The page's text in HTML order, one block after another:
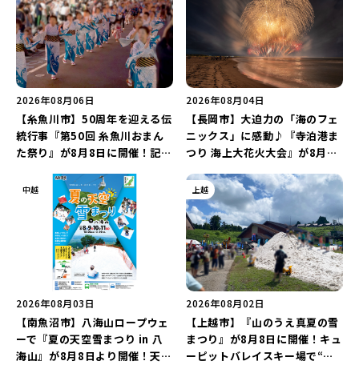
2026年08月06日
【糸魚川市】50周年を迎える伝
統行事『第50回 糸魚川おまん
た祭り』が8月8日に開催！記念
を楽しもう♪
2026年08月04日
【長岡市】大迫力の「海のフェ
ニックス」に感動♪『寺泊港ま
つり 海上大花火大会』が8月7
5,000発の花火”を楽しもう♪
中越
2026年08月03日
【南魚沼市】八海山ロープウェ
ーで『夏の天空雪まつり in 八
海山』が8月8日より開催！天然
上越
2026年08月02日
【上越市】『山のうえ真夏の雪
まつり』が8月8日に開催！キュ
ーピットバレイスキー場で“真